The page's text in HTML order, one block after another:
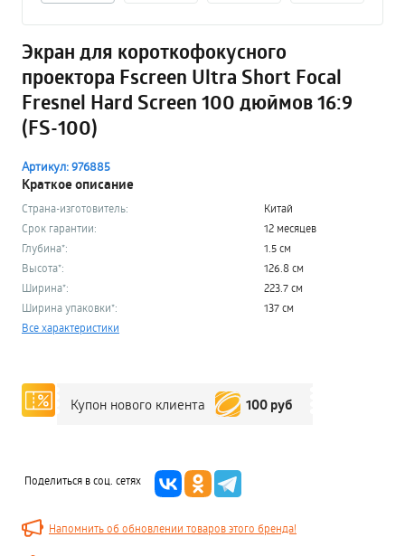
Экран для короткофокусного
проектора Fscreen Ultra Short Focal
Fresnel Hard Screen 100 дюймов 16:9
(FS-100)
Артикул: 976885
Краткое описание
Страна-изготовитель:
Китай
Срок гарантии:
12 месяцев
Глубина*:
1.5 см
Высота*:
126.8 см
Ширина*:
223.7 см
Ширина упаковки*:
137 см
Все характеристики
Купон нового клиента 100 руб
Поделиться в соц. сетях
Напомнить об обновлении товаров этого бренда!